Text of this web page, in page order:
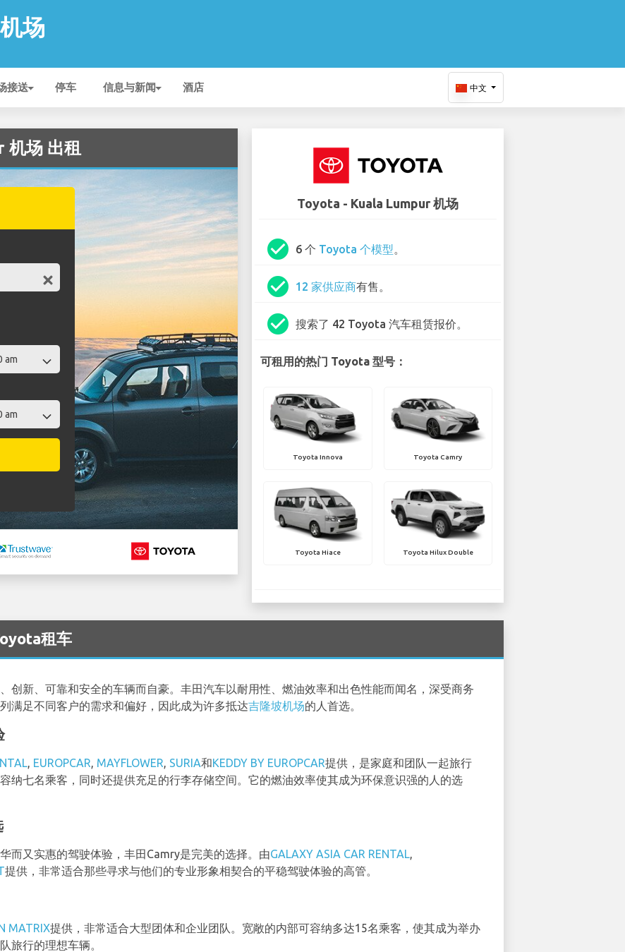
场
接送 停车 信息与新闻 酒店 中文
场 出租
Toyota - Kuala Lumpur 机场
check_circle 6 个 Toyota 个模型。
check_circle 12 家供应商有售。
check_circle 搜索了 42 Toyota 汽车租赁报价。
可租用的热门 Toyota 型号：
Toyota Innova Toyota Camry
Toyota Hiace Toyota Hilux Double
租车
创新、可靠和安全的车辆而自豪。丰田汽车以耐用性、燃油效率和出色性能而闻名，深受商务
满足不同客户的需求和偏好，因此成为许多抵达吉隆坡机场的人首选。
, EUROPCAR, MAYFLOWER, SURIA和KEDDY BY EUROPCAR提供，是家庭和团队一起旅行
纳七名乘客，同时还提供充足的行李存储空间。它的燃油效率使其成为环保意识强的人的选
而又实惠的驾驶体验，丰田Camry是完美的选择。由GALAXY ASIA CAR RENTAL,
提供，非常适合那些寻求与他们的专业形象相契合的平稳驾驶体验的高管。
MATRIX提供，非常适合大型团体和企业团队。宽敞的内部可容纳多达15名乘客，使其成为举办
旅行的理想车辆。